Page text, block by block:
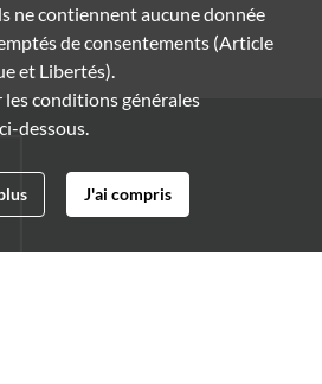
ne contiennent aucune donnée
de consentements (Article
et Libertés).
conditions générales
dessous.
J'ai compris